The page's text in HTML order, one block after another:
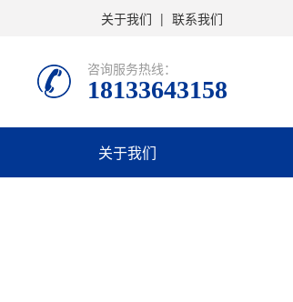
关于我们 | 联系我们
咨询服务热线：
18133643158
关于我们